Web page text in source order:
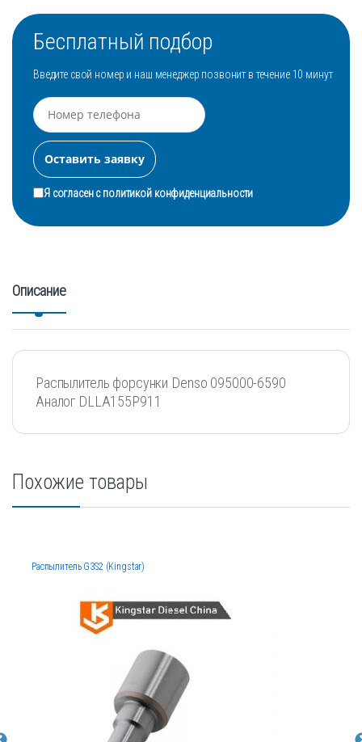
Бесплатный подбор
Введите свой номер и наш менеджер позвонит в течение 10 минут
Я согласен сполитикой конфиденциальности
Описание
Распылитель форсунки Denso 095000-6590
Аналог DLLA155P911
Похожие товары
Распылитель G3S2 (Kingstar)